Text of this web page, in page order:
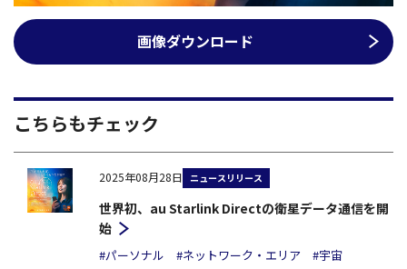
画像ダウンロード
こちらもチェック
2025年08月28日 ニュースリリース
世界初、au Starlink Directの衛星データ通信を開
始
#パーソナル #ネットワーク・エリア #宇宙